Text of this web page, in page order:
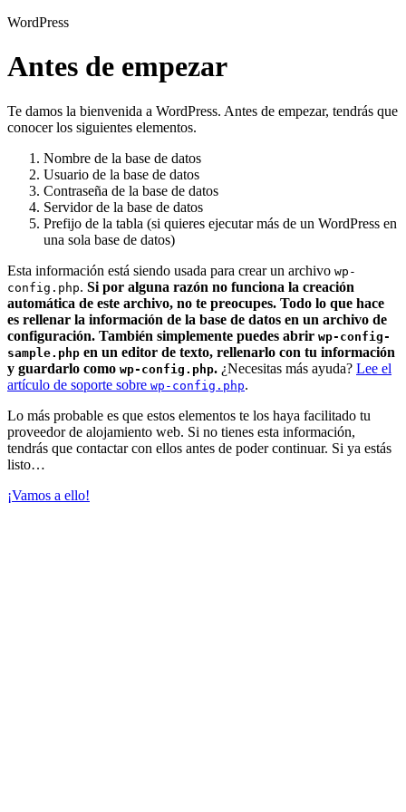
WordPress
Antes de empezar
Te damos la bienvenida a WordPress. Antes de empezar, tendrás que
conocer los siguientes elementos.
Nombre de la base de datos
Usuario de la base de datos
Contraseña de la base de datos
Servidor de la base de datos
Prefijo de la tabla (si quieres ejecutar más de un WordPress en
una sola base de datos)
Esta información está siendo usada para crear un archivo wp-
config.php. Si por alguna razón no funciona la creación
automática de este archivo, no te preocupes. Todo lo que hace
es rellenar la información de la base de datos en un archivo de
configuración. También simplemente puedes abrir wp-config-
sample.php en un editor de texto, rellenarlo con tu información
y guardarlo como wp-config.php. ¿Necesitas más ayuda? Lee el
artículo de soporte sobre wp-config.php.
Lo más probable es que estos elementos te los haya facilitado tu
proveedor de alojamiento web. Si no tienes esta información,
tendrás que contactar con ellos antes de poder continuar. Si ya estás
listo…
¡Vamos a ello!